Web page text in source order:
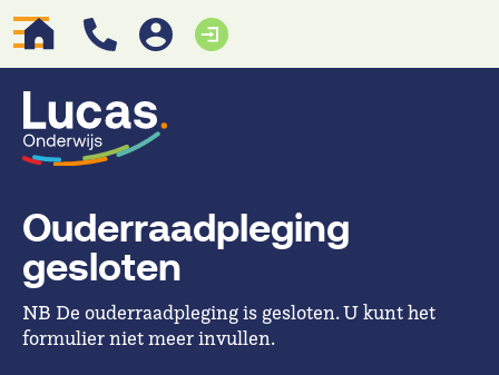
Ouderraadpleging
gesloten
NB De ouderraadpleging is gesloten. U kunt het
formulier niet meer invullen.